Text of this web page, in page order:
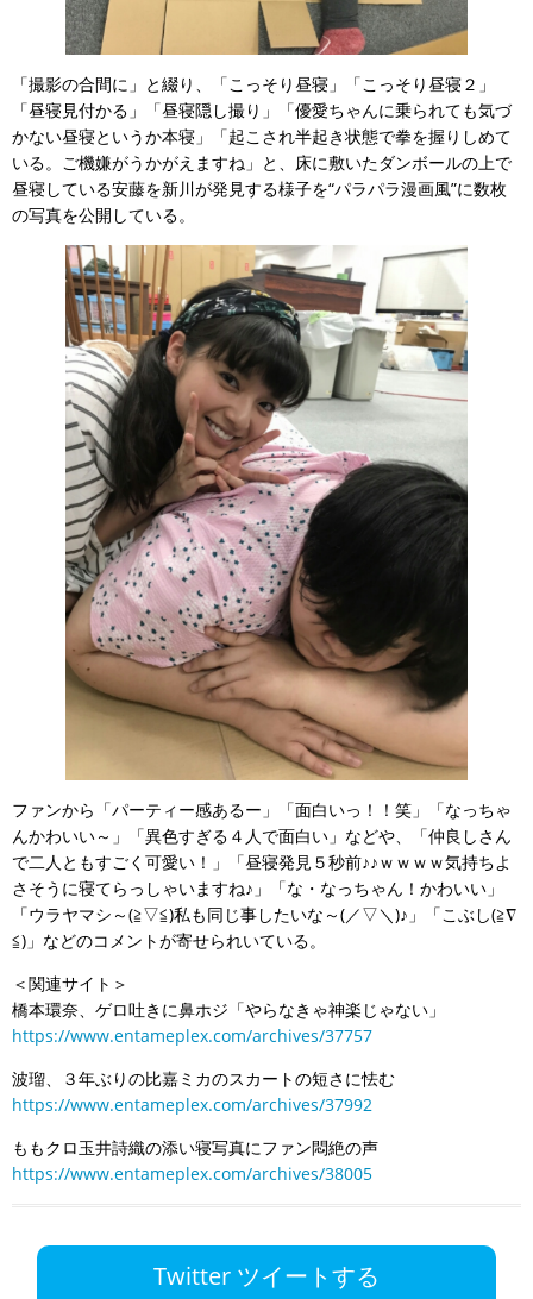
「撮影の合間に」と綴り、「こっそり昼寝」「こっそり昼寝２」
「昼寝見付かる」「昼寝隠し撮り」「優愛ちゃんに乗られても気づ
かない昼寝というか本寝」「起こされ半起き状態で拳を握りしめて
いる。ご機嫌がうかがえますね」と、床に敷いたダンボールの上で
昼寝している安藤を新川が発見する様子を“パラパラ漫画風”に数枚
の写真を公開している。
ファンから「パーティー感あるー」「面白いっ！！笑」「なっちゃ
んかわいい～」「異色すぎる４人で面白い」などや、「仲良しさん
で二人ともすごく可愛い！」「昼寝発見５秒前♪♪ｗｗｗｗ気持ちよ
さそうに寝てらっしゃいますね♪」「な・なっちゃん！かわいい」
「ウラヤマシ～(≧▽≦)私も同じ事したいな～(／▽＼)♪」「こぶし(≧∇
≦)」などのコメントが寄せられいている。
＜関連サイト＞
橋本環奈、ゲロ吐きに鼻ホジ「やらなきゃ神楽じゃない」
https://www.entameplex.com/archives/37757
波瑠、３年ぶりの比嘉ミカのスカートの短さに怯む
https://www.entameplex.com/archives/37992
ももクロ玉井詩織の添い寝写真にファン悶絶の声
https://www.entameplex.com/archives/38005
Twitter ツイートする